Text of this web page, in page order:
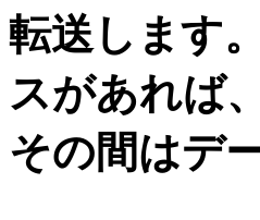
転送します
スがあれば
その間はデ